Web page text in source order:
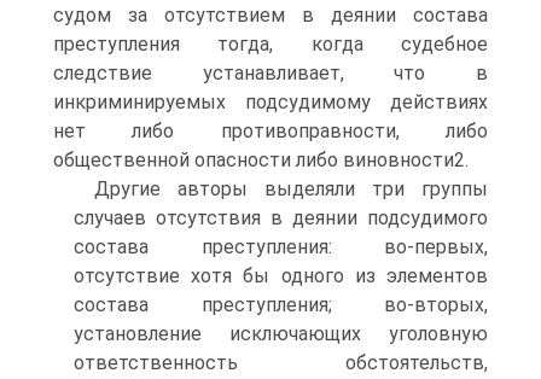
судом за отсутствием в деянии состава
преступления тогда, когда судебное
следствие устанавливает, что в
инкриминируемых подсудимому действиях
нет либо противоправности, либо
общественной опасности либо виновности2.
Другие авторы выделяли три группы
случаев отсутствия в деянии подсудимого
состава преступления: во-первых,
отсутствие хотя бы одного из элементов
состава преступления; во-вторых,
установление исключающих уголовную
ответственность обстоятельств,